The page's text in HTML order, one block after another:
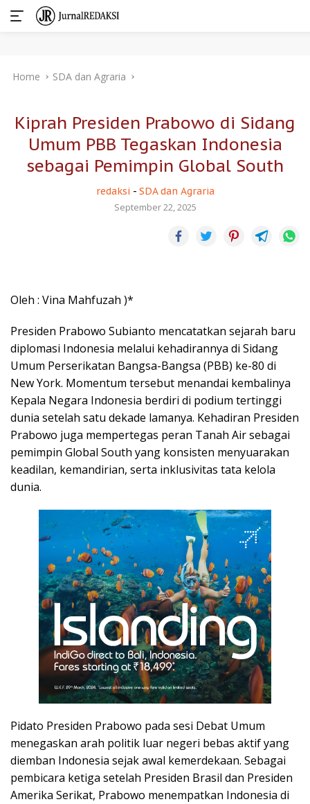
Home SDA dan Agraria
Kiprah Presiden Prabowo di Sidang
Umum PBB Tegaskan Indonesia
sebagai Pemimpin Global South
redaksi - SDA dan Agraria
September 22, 2025
Oleh : Vina Mahfuzah )*
Presiden Prabowo Subianto mencatatkan sejarah baru
diplomasi Indonesia melalui kehadirannya di Sidang
Umum Perserikatan Bangsa-Bangsa (PBB) ke-80 di
New York. Momentum tersebut menandai kembalinya
Kepala Negara Indonesia berdiri di podium tertinggi
dunia setelah satu dekade lamanya. Kehadiran Presiden
Prabowo juga mempertegas peran Tanah Air sebagai
pemimpin Global South yang konsisten menyuarakan
keadilan, kemandirian, serta inklusivitas tata kelola
dunia.
Pidato Presiden Prabowo pada sesi Debat Umum
menegaskan arah politik luar negeri bebas aktif yang
diemban Indonesia sejak awal kemerdekaan. Sebagai
pembicara ketiga setelah Presiden Brasil dan Presiden
Amerika Serikat, Prabowo menempatkan Indonesia di